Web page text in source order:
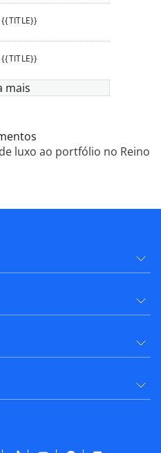
{{TITLE}}
{{TITLE}}
mais
luxo ao portfólio no Reino